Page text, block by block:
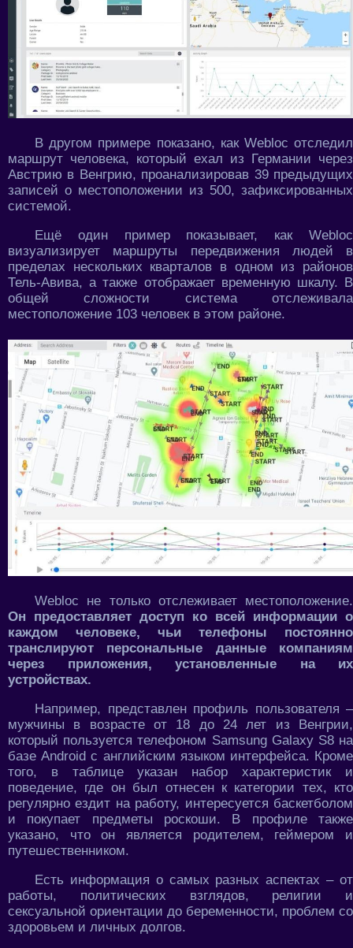
В другом примере показано, как Webloc отследил
маршрут человека, который ехал из Германии через
Австрию в Венгрию, проанализировав 39 предыдущих
записей о местоположении из 500, зафиксированных
системой.
Ещё один пример показывает, как Webloc
визуализирует маршруты передвижения людей в
пределах нескольких кварталов в одном из районов
Тель-Авива, а также отображает временную шкалу. В
общей сложности система отслеживала
местоположение 103 человек в этом районе.
Webloc не только отслеживает местоположение.
Он предоставляет доступ ко всей информации о
каждом человеке, чьи телефоны постоянно
транслируют персональные данные компаниям
через приложения, установленные на их
устройствах.
Например, представлен профиль пользователя –
мужчины в возрасте от 18 до 24 лет из Венгрии,
который пользуется телефоном Samsung Galaxy S8 на
базе Android с английским языком интерфейса. Кроме
того, в таблице указан набор характеристик и
поведение, где он был отнесен к категории тех, кто
регулярно ездит на работу, интересуется баскетболом
и покупает предметы роскоши. В профиле также
указано, что он является родителем, геймером и
путешественником.
Есть информация о самых разных аспектах – от
работы, политических взглядов, религии и
сексуальной ориентации до беременности, проблем со
здоровьем и личных долгов.